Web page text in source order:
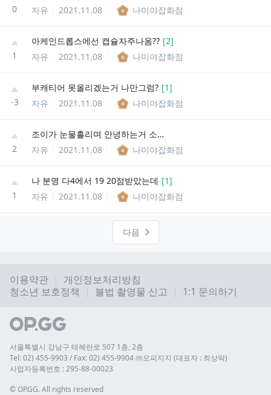
0
자유
2021.11.08 나미야잡화점
1
아케인드롭스에선 캡슐자주나옴?? [2]
자유
2021.11.08 나미야잡화점
-3
부캐티어 못올리겠는거 나만그럼? [1]
자유
2021.11.08 나미야잡화점
2
조이가 눈물흘리며 안녕하는거 소리넘좋은듯
자유
2021.11.08 나미야잡화점
1
나 분명 다4에서 19 20점받았는데 [1]
자유
2021.11.08 나미야잡화점
다음
이용약관
개인정보처리방침
청소년 보호정책
불법 촬영물 신고 1:1 문의하기
서울특별시 강남구 테헤란로 507 1층, 2층
Tel: 02) 455-9903 / Fax: 02) 455-9904 ㈜오피지지 (대표자 : 최상락)
사업자등록번호 : 295-88-00023
© OP.GG. All rights reserved